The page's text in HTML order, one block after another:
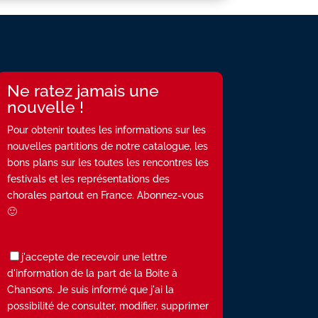
Ne ratez jamais une
nouvelle !
Pour obtenir toutes les informations sur les
nouvelles partitions de notre catalogue, les
bons plans sur les toutes les rencontres les
festivals et les représentations des
chorales partout en France. Abonnez-vous
🙂
j'accepte de recevoir une lettre
d'information de la part de la Boite à
Chansons. Je suis informé que j'ai la
possibilité de consulter, modifier, supprimer